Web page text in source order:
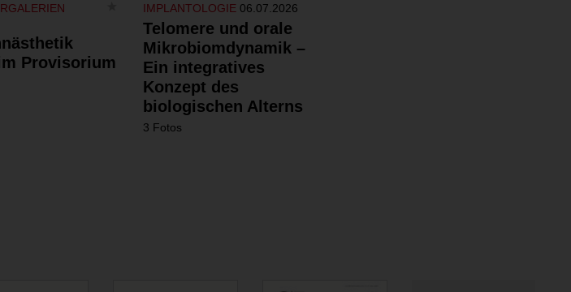
Provisorium
IMPLANTOLOGIE 06.07.2026
Telomere und orale
Mikrobiomdynamik –
Ein integratives
Konzept des
biologischen Alterns
3 Fotos